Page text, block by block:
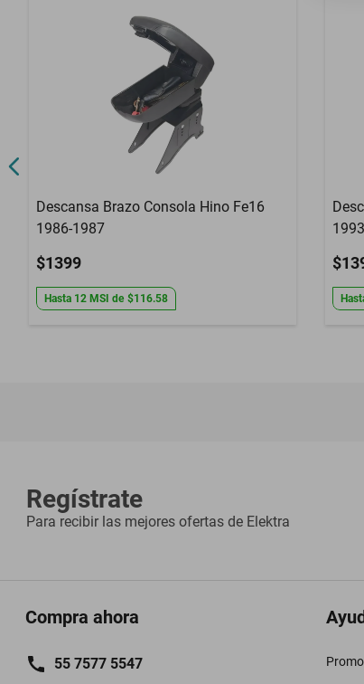
Descansa Brazo Consola Hino Fe16
1986-1987
$1399
Hasta 12 MSI de $116.58
Regístrate
Para recibir las mejores ofertas de Elektra
Compra ahora
55 7577 5547